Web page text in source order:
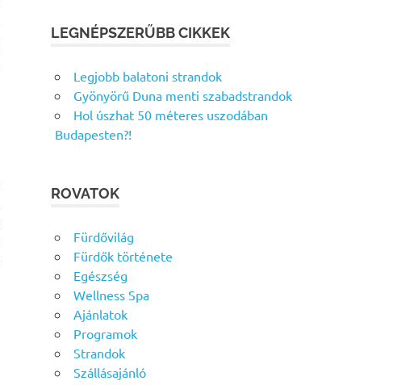
LEGNÉPSZERŰBB CIKKEK
Legjobb balatoni strandok
Gyönyörű Duna menti szabadstrandok
Hol úszhat 50 méteres uszodában
Budapesten?!
ROVATOK
Fürdővilág
Fürdők története
Egészség
Wellness Spa
Ajánlatok
Programok
Strandok
Szállásajánló